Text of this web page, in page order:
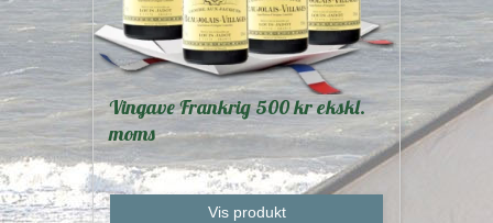
Vingave Frankrig 500 kr ekskl.
moms
Vis produkt